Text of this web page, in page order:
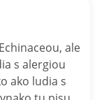
ale
s alergiou
ako ludia s